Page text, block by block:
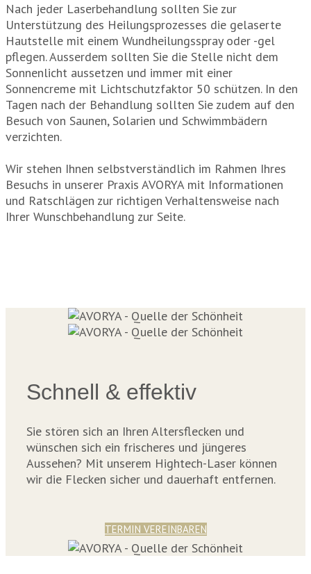
Nach jeder Laserbehandlung sollten Sie zur
Unterstützung des Heilungsprozesses die gelaserte
Hautstelle mit einem Wundheilungsspray oder -gel
pflegen. Ausserdem sollten Sie die Stelle nicht dem
Sonnenlicht aussetzen und immer mit einer
Sonnencreme mit Lichtschutzfaktor 50 schützen. In den
Tagen nach der Behandlung sollten Sie zudem auf den
Besuch von Saunen, Solarien und Schwimmbädern
verzichten.
Wir stehen Ihnen selbstverständlich im Rahmen Ihres
Besuchs in unserer Praxis AVORYA mit Informationen
und Ratschlägen zur richtigen Verhaltensweise nach
Ihrer Wunschbehandlung zur Seite.
Schnell & effektiv
Sie stören sich an Ihren Altersflecken und
wünschen sich ein frischeres und jüngeres
Aussehen? Mit unserem Hightech-Laser können
wir die Flecken sicher und dauerhaft entfernen.
TERMIN VEREINBAREN